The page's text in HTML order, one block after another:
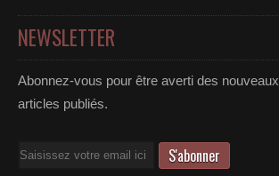
NEWSLETTER
Abonnez-vous pour être averti des nouveaux
articles publiés.
Email